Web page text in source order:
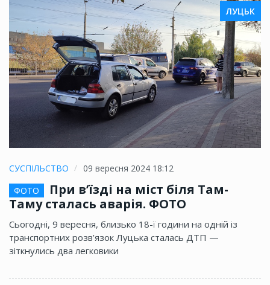
ЛУЦЬК
СУСПІЛЬСТВО
09 вересня 2024 18:12
ФОТО
При в’їзді на міст біля Там-
Таму сталась аварія. ФОТО
Сьогодні, 9 вересня, близько 18-ї години на одній із
транспортних розв’язок Луцька сталась ДТП —
зіткнулись два легковики